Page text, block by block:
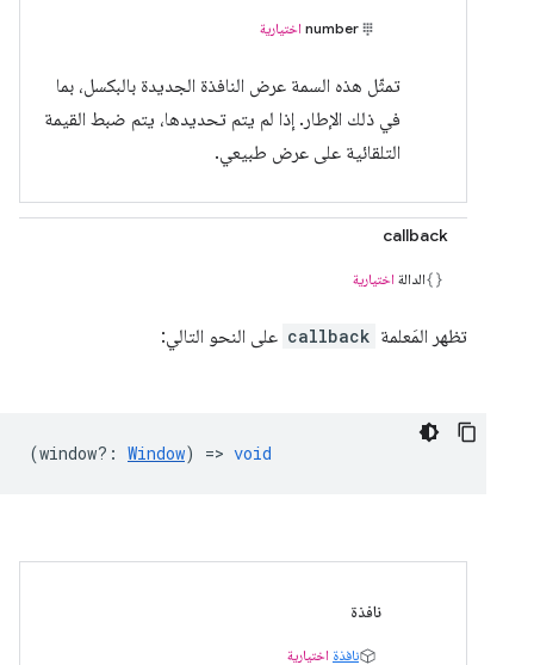
number اختيارية
تمثّل هذه السمة عرض النافذة الجديدة بالبكسل، بما
في ذلك الإطار. إذا لم يتم تحديدها، يتم ضبط القيمة
التلقائية على عرض طبيعي.
callback
الدالة اختيارية
تظهر المَعلمة callback على النحو التالي:
(window? : Window) => void
نافذة
نافذة اختيارية